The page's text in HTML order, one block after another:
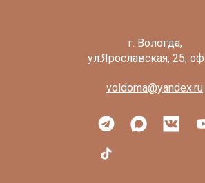
voldoma@yandex.ru